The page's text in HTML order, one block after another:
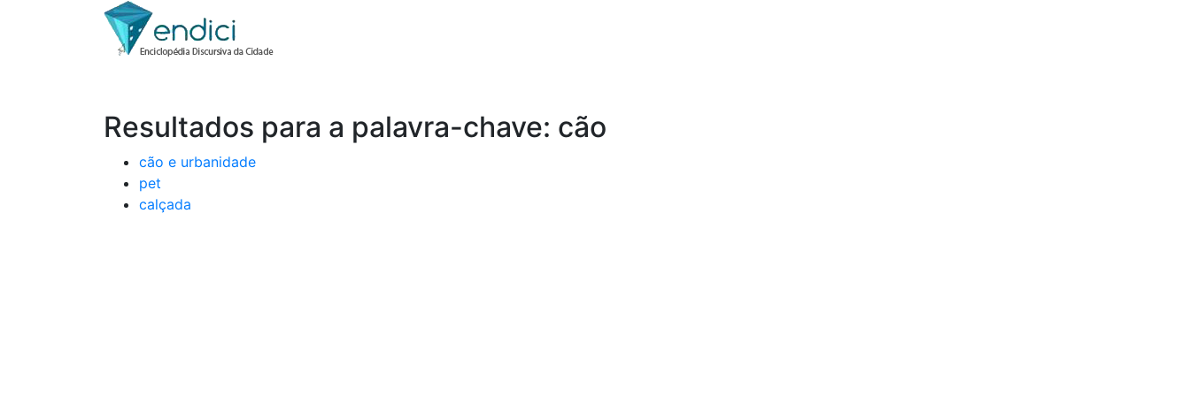
Resultados para a palavra-chave: cão
cão e urbanidade
pet
calçada